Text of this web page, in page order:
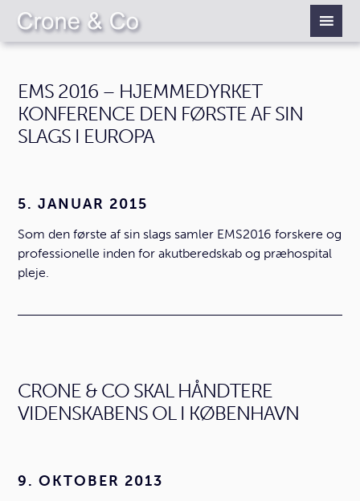
EMS 2016 – HJEMMEDYRKET
KONFERENCE DEN FØRSTE AF SIN
SLAGS I EUROPA
5. JANUAR 2015
Som den første af sin slags samler EMS2016 forskere og
professionelle inden for akutberedskab og præhospital
pleje.
CRONE & CO SKAL HÅNDTERE
VIDENSKABENS OL I KØBENHAVN
9. OKTOBER 2013